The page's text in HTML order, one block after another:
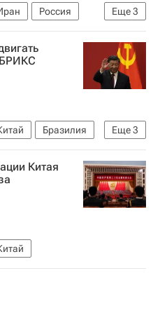
Еще3
Россия
Владимир Путин
БРИКС
Еще3
Бразилия
Силва БРИКС
Китая